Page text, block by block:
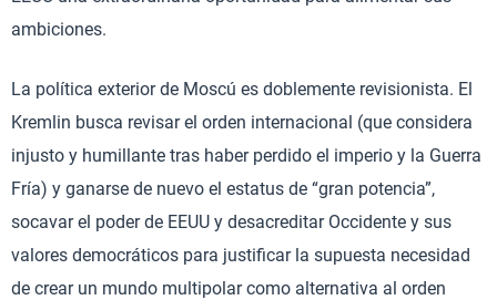
ambiciones.
La política exterior de Moscú es doblemente revisionista. El
Kremlin busca revisar el orden internacional (que considera
injusto y humillante tras haber perdido el imperio y la Guerra
Fría) y ganarse de nuevo el estatus de “gran potencia”,
socavar el poder de EEUU y desacreditar Occidente y sus
valores democráticos para justificar la supuesta necesidad
de crear un mundo multipolar como alternativa al orden